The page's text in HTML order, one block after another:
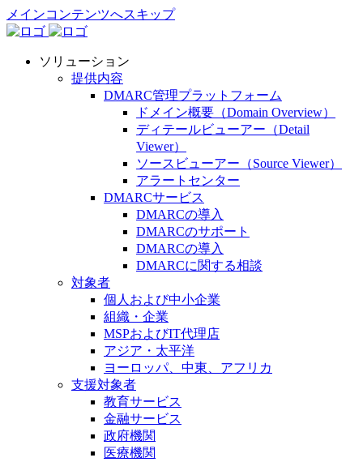
メインコンテンツへスキップ
ソリューション
提供内容
DMARC管理プラットフォーム
ドメイン概要（Domain Overview）
ディテールビューアー（Detail
Viewer）
ソースビューアー（Source Viewer）
アラートセンター
DMARCサービス
DMARCの導入
DMARCのサポート
DMARCの導入
DMARCに関する相談
対象者
個人および中小企業
組織・企業
MSPおよびIT代理店
アジア・太平洋
ヨーロッパ、中東、アフリカ
支援対象者
教育サービス
金融サービス
政府機関
医療機関